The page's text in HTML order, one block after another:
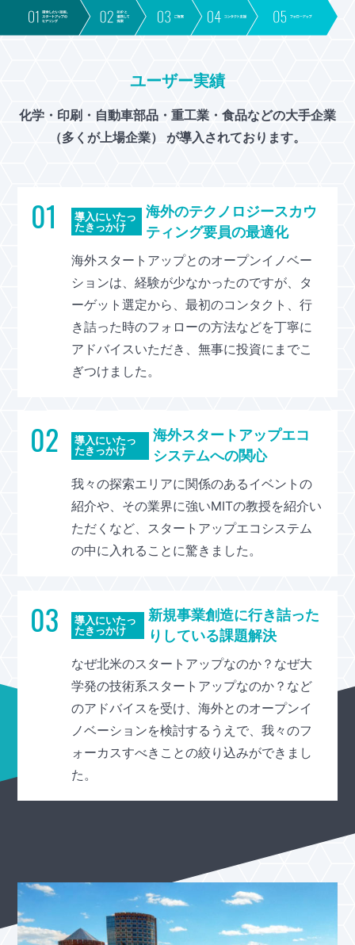
ユーザー実績
化学・印刷・自動車部品・重工業・食品などの大手企業
（多くが上場企業） が導入されております。
01
導入にいたっ
たきっかけ
海外のテクノロジースカウ
ティング要員の最適化
海外スタートアップとのオープンイノベー
ションは、経験が少なかったのですが、タ
ーゲット選定から、最初のコンタクト、行
き詰った時のフォローの方法などを丁寧に
アドバイスいただき、無事に投資にまでこ
ぎつけました。
02
導入にいたっ
たきっかけ
海外スタートアップエコ
システムへの関心
我々の探索エリアに関係のあるイベントの
紹介や、その業界に強いMITの教授を紹介い
ただくなど、スタートアップエコシステム
の中に入れることに驚きました。
03
導入にいたっ
たきっかけ
新規事業創造に行き詰った
りしている課題解決
なぜ北米のスタートアップなのか？なぜ大
学発の技術系スタートアップなのか？など
のアドバイスを受け、海外とのオープンイ
ノベーションを検討するうえで、我々のフ
ォーカスすべきことの絞り込みができまし
た。